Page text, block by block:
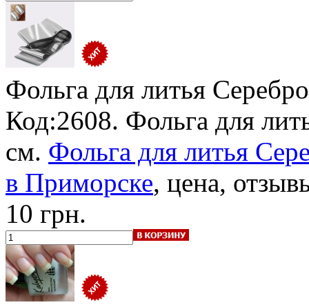
Фольга для литья Серебро
Код:2608. Фольга для
см. Фольга для литья
в Приморске, цена,
10 грн.